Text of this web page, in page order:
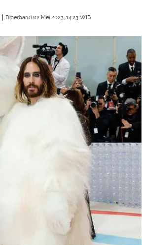
Diperbarui 02 Mei 2023, 14:23 WIB